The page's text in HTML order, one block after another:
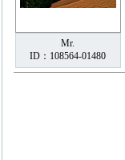
Mr.
ID：108564-01480